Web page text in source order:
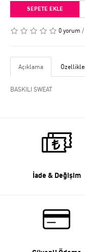
SEPETE EKLE
0 yorum /
Açıklama
BASKILI SWEAT
İade & Değişim